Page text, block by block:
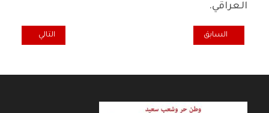
العراقي.
المقال السابق: المساعدات الخارجية للدول الفقيرة وتأثيرها على قراراتها
السابق المقال التالي:
التالي